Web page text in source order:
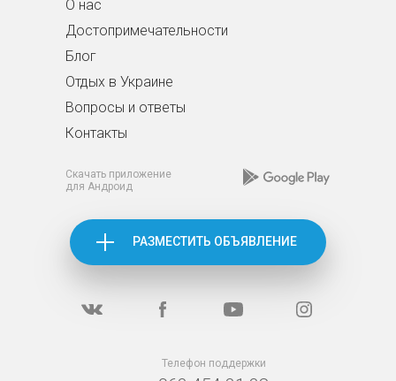
О нас
Достопримечательности
Блог
Отдых в Украине
Вопросы и ответы
Контакты
Скачать приложение
для Андроид
РАЗМЕСТИТЬ ОБЪЯВЛЕНИЕ
Телефон поддержки